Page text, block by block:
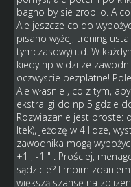
bagno by sie zrobilo. A
Ale jeszcze co do
pisano wyżej, trening
tymczasowy) itd. W
kiedy np widzi ze
oczwyscie bezplatne!
Ale własnie , co z tym,
ekstraligi do np 5 gdzie
Rozwiazanie jest proste:
Itek), jeżdzę w 4 lidze,
zawodnika mogą
+1 , -1 " . Prościej,
sądzicie? I moim
większą szansę na